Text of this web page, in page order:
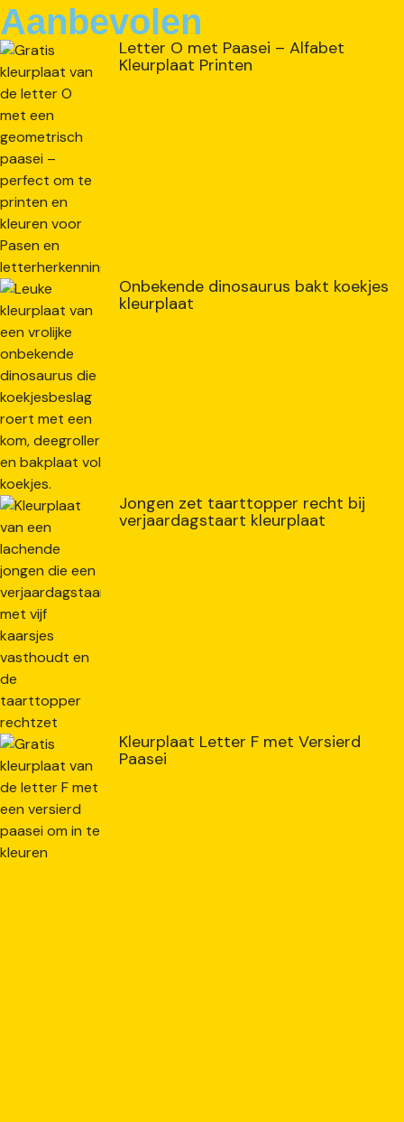
Aanbevolen
Letter O met Paasei – Alfabet
Kleurplaat Printen
Onbekende dinosaurus bakt koekjes
kleurplaat
Jongen zet taarttopper recht bij
verjaardagstaart kleurplaat
Kleurplaat Letter F met Versierd
Paasei